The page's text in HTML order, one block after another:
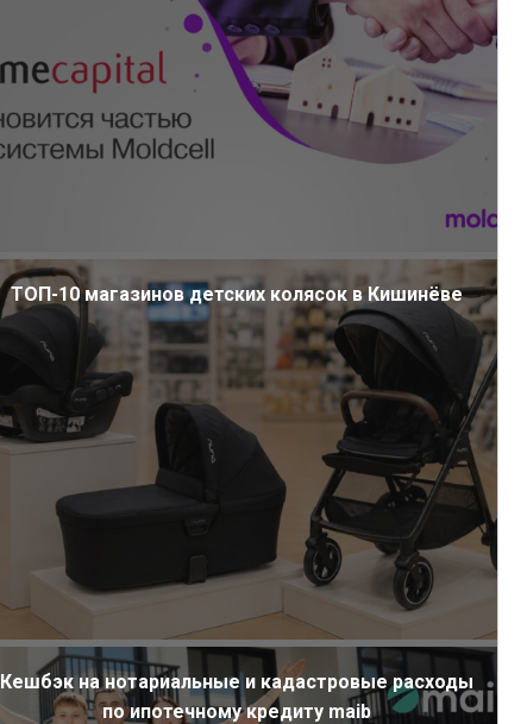
ТОП-10 магазинов детских колясок в Кишинёве
Кешбэк на нотариальные и кадастровые расходы
по ипотечному кредиту maib